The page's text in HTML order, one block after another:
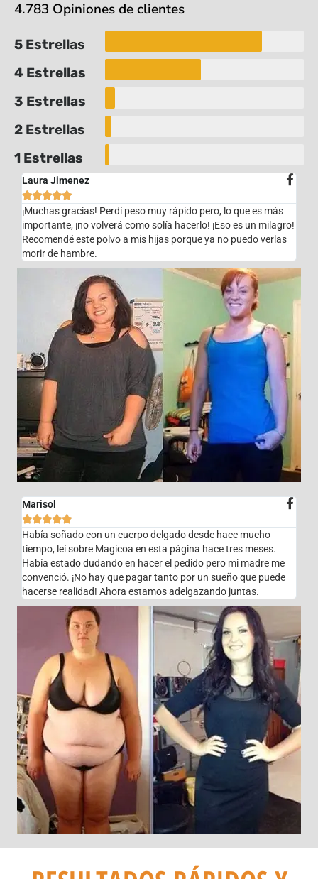
4.783 Opiniones de clientes
5 Estrellas
4 Estrellas
3 Estrellas
2 Estrellas
1 Estrellas
Laura Jimenez

¡Muchas gracias! Perdí peso muy rápido pero, lo que es más
importante, ¡no volverá como solía hacerlo! ¡Eso es un milagro!
Recomendé este polvo a mis hijas porque ya no puedo verlas
morir de hambre.
Marisol

Había soñado con un cuerpo delgado desde hace mucho
tiempo, leí sobre Magicoa en esta página hace tres meses.
Había estado dudando en hacer el pedido pero mi madre me
convenció. ¡No hay que pagar tanto por un sueño que puede
hacerse realidad! Ahora estamos adelgazando juntas.